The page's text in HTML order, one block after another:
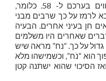
ל- 58. כלומר,
בא לרמז על כך שרבים מבני
חן בעיני אחרים. הבעיה
שאחרים היו משלמים
גדול על כך. “נח” מראה שיש
הוא “נֹח”, וכשמישהו מלא
הסיכוי שהוא ישתנה קטן